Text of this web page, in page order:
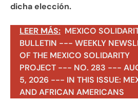
dicha elección.
LEER MÁS: MEXICO
BULLETIN --- WEEKLY
OF THE MEXICO SOLIDARITY
PROJECT --- NO. 283 ---
5, 2026 --- IN THIS ISSUE:
AND AFRICAN AMERICANS